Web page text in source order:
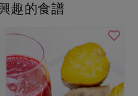
趣的食譜